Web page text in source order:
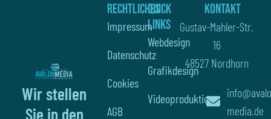
Wir stellen
Sie in den
Quick
Links
Webdesign
Grafikdesign
Videoproduktion
Rechtliches
Impressum
Datenschutz
Cookies
AGB
Kontakt
Gustav-Mahler-Str.
16
48527 Nordhorn
media.de